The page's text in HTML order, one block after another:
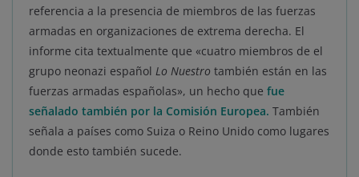
referencia a la presencia de miembros de las fuerzas
armadas en organizaciones de extrema derecha. El
informe cita textualmente que «cuatro miembros de el
grupo neonazi español Lo Nuestro también están en las
fuerzas armadas españolas», un hecho que fue
señalado también por la Comisión Europea. También
señala a países como Suiza o Reino Unido como lugares
donde esto también sucede.